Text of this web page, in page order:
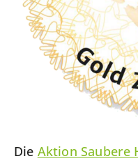
Die Aktion Saubere